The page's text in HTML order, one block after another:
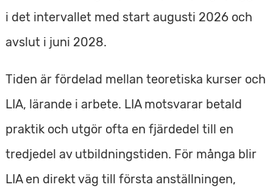
i det intervallet med start augusti 2026 och
avslut i juni 2028.
Tiden är fördelad mellan teoretiska kurser och
LIA, lärande i arbete. LIA motsvarar betald
praktik och utgör ofta en fjärdedel till en
tredjedel av utbildningstiden. För många blir
LIA en direkt väg till första anställningen,